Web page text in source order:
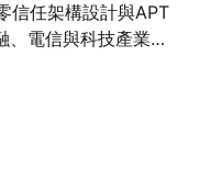
信任架構設計與APT
、電信與科技產業。